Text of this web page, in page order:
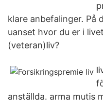
klare anbefalinger. På
uanset hvor du er i
(veteran)liv?
anställda. arma mutis